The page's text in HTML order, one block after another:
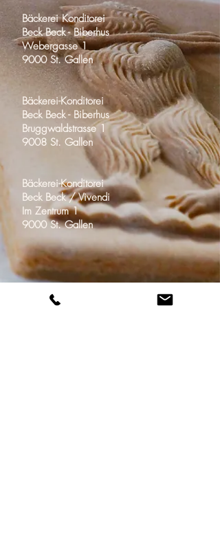
Bäckerei Konditorei
Beck Beck -Biberhus
Webergasse 1
9000 St. Gallen
Bäckerei-Konditorei
Beck Beck - Biberhus
Bruggwaldstrasse 1
9008 St. Gallen
Bäckerei-Konditorei
Beck Beck / Vivendi
Im Zentrum 1
9000 St. Gallen